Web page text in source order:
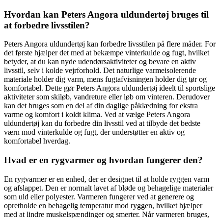
Hvordan kan Peters Angora uldundertøj bruges til
at forbedre livsstilen?
Peters Angora uldundertøj kan forbedre livsstilen på flere måder. For
det første hjælper det med at bekæmpe vinterkulde og fugt, hvilket
betyder, at du kan nyde udendørsaktiviteter og bevare en aktiv
livsstil, selv i kolde vejrforhold. Det naturlige varmeisolerende
materiale holder dig varm, mens fugtafvisningen holder dig tør og
komfortabel. Dette gør Peters Angora uldundertøj ideelt til sportslige
aktiviteter som skiløb, vandreture eller løb om vinteren. Derudover
kan det bruges som en del af din daglige påklædning for ekstra
varme og komfort i koldt klima. Ved at vælge Peters Angora
uldundertøj kan du forbedre din livsstil ved at tilbyde det bedste
værn mod vinterkulde og fugt, der understøtter en aktiv og
komfortabel hverdag.
Hvad er en rygvarmer og hvordan fungerer den?
En rygvarmer er en enhed, der er designet til at holde ryggen varm
og afslappet. Den er normalt lavet af bløde og behagelige materialer
som uld eller polyester. Varmeren fungerer ved at generere og
opretholde en behagelig temperatur mod ryggen, hvilket hjælper
med at lindre muskelspændinger og smerter. Når varmeren bruges,